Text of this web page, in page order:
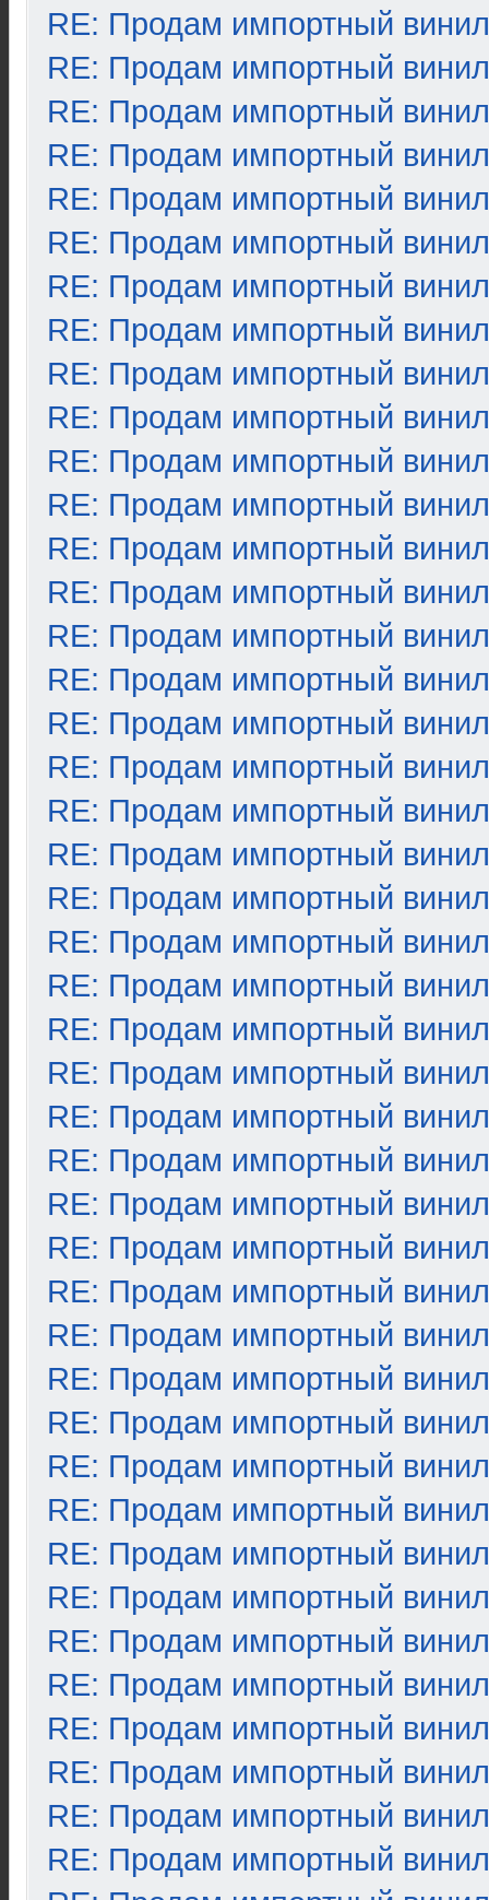
RE: Продам импортный винил
RE: Продам импортный винил
RE: Продам импортный винил
RE: Продам импортный винил
RE: Продам импортный винил
RE: Продам импортный винил
RE: Продам импортный винил
RE: Продам импортный винил
RE: Продам импортный винил
RE: Продам импортный винил
RE: Продам импортный винил
RE: Продам импортный винил
RE: Продам импортный винил
RE: Продам импортный винил
RE: Продам импортный винил
RE: Продам импортный винил
RE: Продам импортный винил
RE: Продам импортный винил
RE: Продам импортный винил
RE: Продам импортный винил
RE: Продам импортный винил
RE: Продам импортный винил
RE: Продам импортный винил
RE: Продам импортный винил
RE: Продам импортный винил
RE: Продам импортный винил
RE: Продам импортный винил
RE: Продам импортный винил
RE: Продам импортный винил
RE: Продам импортный винил
RE: Продам импортный винил
RE: Продам импортный винил
RE: Продам импортный винил
RE: Продам импортный винил
RE: Продам импортный винил
RE: Продам импортный винил
RE: Продам импортный винил
RE: Продам импортный винил
RE: Продам импортный винил
RE: Продам импортный винил
RE: Продам импортный винил
RE: Продам импортный винил
RE: Продам импортный винил